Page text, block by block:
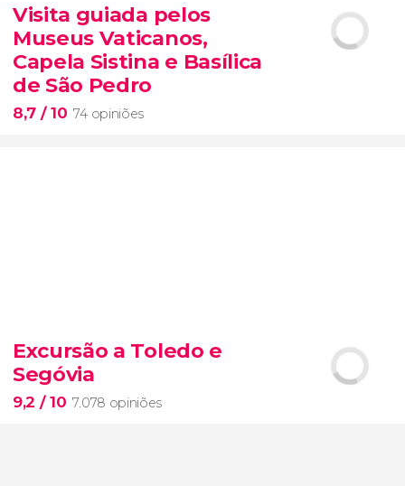
pinturas impressionistas mais
famosas do mundo
Visita guiada pelos
Museus Vaticanos,
Capela Sistina e Basílica
de São Pedro
8,7 / 10 74 opiniões
Museus Vaticanos, a Capela Sistina e a Basílica de São
Pedro
Excursão a Toledo e
Segóvia
9,2 / 10 7.078 opiniões